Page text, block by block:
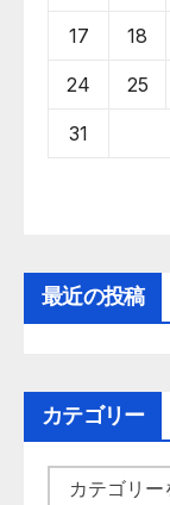
17 18
24 25
31
最近の投稿
カテゴリー